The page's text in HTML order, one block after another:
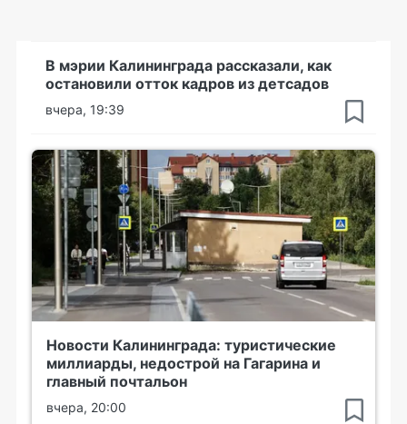
В мэрии Калининграда рассказали, как
остановили отток кадров из детсадов
вчера, 19:39
Новости Калининграда: туристические
миллиарды, недострой на Гагарина и
главный почтальон
вчера, 20:00